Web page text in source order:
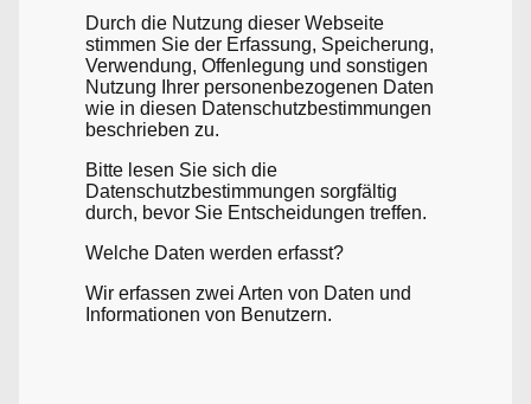
Durch die Nutzung dieser Webseite
stimmen Sie der Erfassung, Speicherung,
Verwendung, Offenlegung und sonstigen
Nutzung Ihrer personenbezogenen Daten
wie in diesen Datenschutzbestimmungen
beschrieben zu.
Bitte lesen Sie sich die
Datenschutzbestimmungen sorgfältig
durch, bevor Sie Entscheidungen treffen.
Welche Daten werden erfasst?
Wir erfassen zwei Arten von Daten und
Informationen von Benutzern.